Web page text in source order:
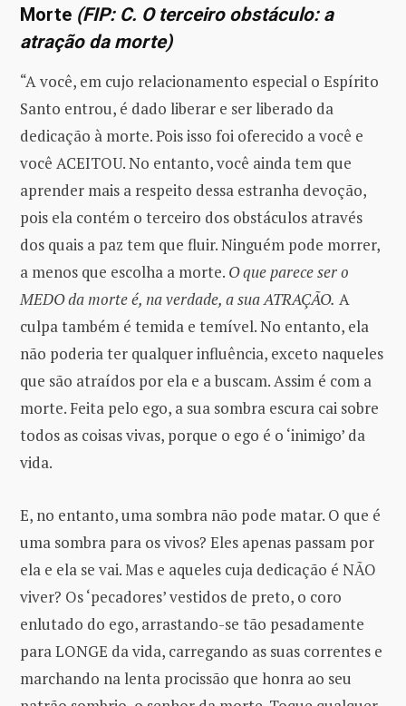
Morte (FIP: C. O terceiro obstáculo: a
atração da morte)
“A você, em cujo relacionamento especial o Espírito
Santo entrou, é dado liberar e ser liberado da
dedicação à morte. Pois isso foi oferecido a você e
você ACEITOU. No entanto, você ainda tem que
aprender mais a respeito dessa estranha devoção,
pois ela contém o terceiro dos obstáculos através
dos quais a paz tem que fluir. Ninguém pode morrer,
a menos que escolha a morte. O que parece ser o
MEDO da morte é, na verdade, a sua ATRAÇÃO. A
culpa também é temida e temível. No entanto, ela
não poderia ter qualquer influência, exceto naqueles
que são atraídos por ela e a buscam. Assim é com a
morte. Feita pelo ego, a sua sombra escura cai sobre
todos as coisas vivas, porque o ego é o ‘inimigo’ da
vida.
E, no entanto, uma sombra não pode matar. O que é
uma sombra para os vivos? Eles apenas passam por
ela e ela se vai. Mas e aqueles cuja dedicação é NÃO
viver? Os ‘pecadores’ vestidos de preto, o coro
enlutado do ego, arrastando-se tão pesadamente
para LONGE da vida, carregando as suas correntes e
marchando na lenta procissão que honra ao seu